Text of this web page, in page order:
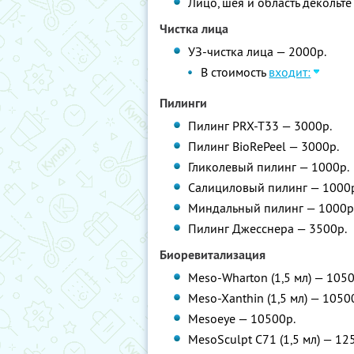
Чистка лица
УЗ-чистка лица — 2000р.
В стоимость входит:
Пилинги
Пилинг PRX-T33 — 3000р.
Пилинг BioRePeel — 3000р.
Гликолевый пилинг — 1000р.
Салициловый пилинг —
Миндальный пилинг —
Пилинг Джесснера — 3500р.
Биоревитализация
Meso-Wharton (1,5 мл) —
Meso-Xanthin (1,5 мл) —
Mesoeye — 10500р.
MesoSculpt C71 (1,5 мл) —